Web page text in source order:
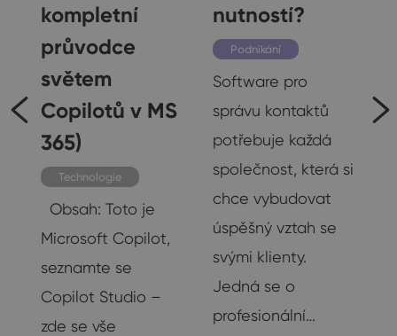
kompletní
průvodce
světem
Copilotů v MS
365)
Technologie
Obsah: Toto je
Microsoft Copilot,
seznamte se
Copilot Studio –
zde se vše
nutností?
Podnikání
Software pro
správu kontaktů
potřebuje každá
společnost, která si
chce vybudovat
úspěšný vztah se
svými klienty.
Jedná se o
profesionální…